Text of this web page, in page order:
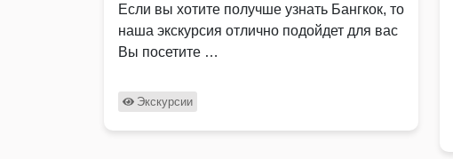
Если вы хотите получше узнать Бангкок, то
наша экскурсия отлично подойдет для вас
Вы посетите …
Экскурсии